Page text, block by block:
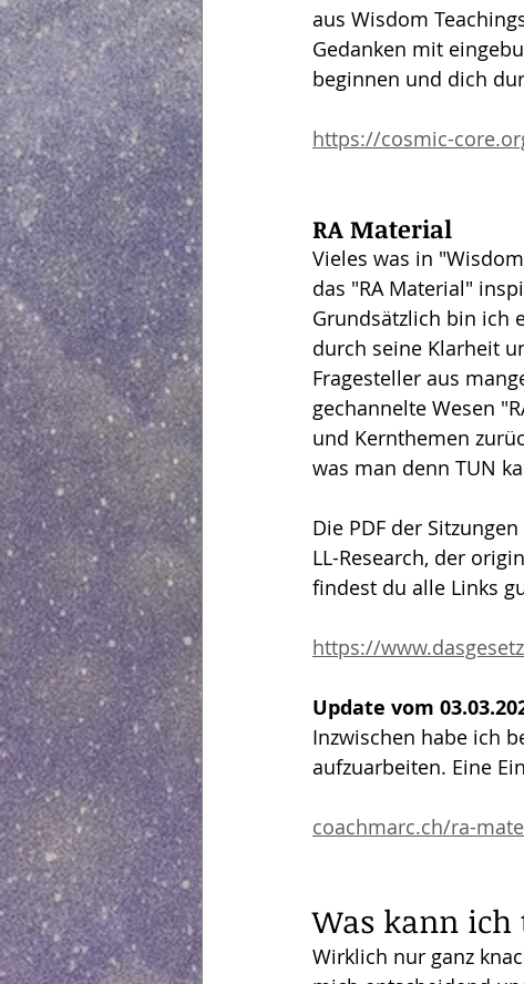
aus Wisdom
Gedanken mit
beginnen und dich
https://cosmic-
RA Material
Vieles was in
das "RA Material"
Grundsätzlich bin ich
durch seine Klarheit
Fragesteller aus
gechannelte Wesen
und Kernthemen
was man denn TUN
Die PDF der
LL-Research, der
findest du alle Links
https://
Update vom
Inzwischen habe ich
aufzuarbeiten. Eine
coachmarc.ch/ra-
Was kann ich
Wirklich nur ganz